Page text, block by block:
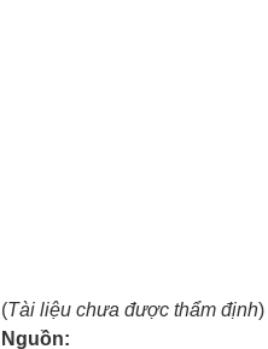
(Tài liệu chưa được thẩm định)
Nguồn: